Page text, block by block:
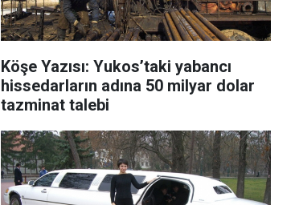
Köşe Yazısı: Yukos’taki yabancı
hissedarların adına 50 milyar dolar
tazminat talebi